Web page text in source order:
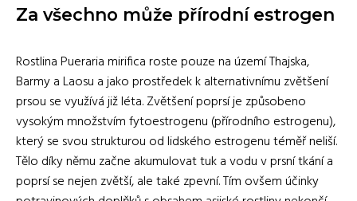
Za všechno může přírodní estrogen
Rostlina Pueraria mirifica roste pouze na území Thajska,
Barmy a Laosu a jako prostředek k alternativnímu zvětšení
prsou se využívá již léta. Zvětšení poprsí je způsobeno
vysokým množstvím fytoestrogenu (přírodního estrogenu),
který se svou strukturou od lidského estrogenu téměř neliší.
Tělo díky němu začne akumulovat tuk a vodu v prsní tkání a
poprsí se nejen zvětší, ale také zpevní. Tím ovšem účinky